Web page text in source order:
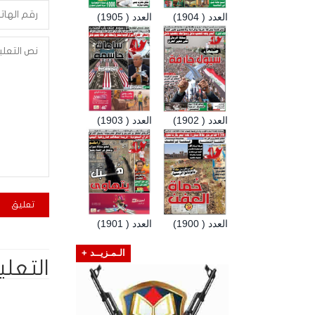
العدد ( 1905) العدد ( 1904)
العدد ( 1903) العدد ( 1902)
العدد ( 1901) العدد ( 1900)
الـمـزيــد +